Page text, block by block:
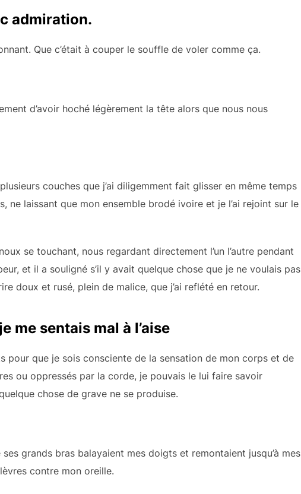
admiration.
Que c’était à couper le souffle de voler comme ça.
d’avoir hoché légèrement la tête alors que nous nous
couches que j’ai diligemment fait glisser en même temps
ne laissant que mon ensemble brodé ivoire et je l’ai rejoint sur le
se touchant, nous regardant directement l’un l’autre pendant
et il a souligné s’il y avait quelque chose que je ne voulais pas
doux et rusé, plein de malice, que j’ai reflété en retour.
me sentais mal à l’aise
pour que je sois consciente de la sensation de mon corps et de
ou oppressés par la corde, je pouvais le lui faire savoir
chose de grave ne se produise.
grands bras balayaient mes doigts et remontaient jusqu’à mes
contre mon oreille.